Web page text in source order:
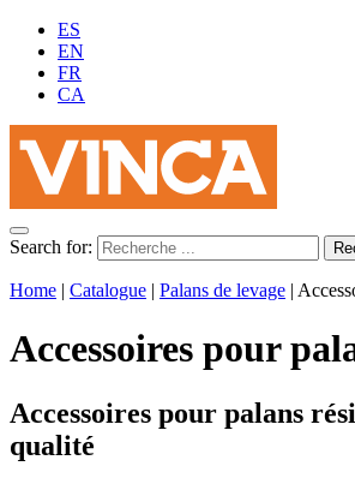
ES
EN
FR
CA
Search for:
Home | Catalogue | Palans de levage |
Accessoires pour
Accessoires pour palans
qualité